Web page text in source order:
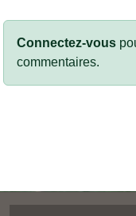
Connectez-vous
commentaires.